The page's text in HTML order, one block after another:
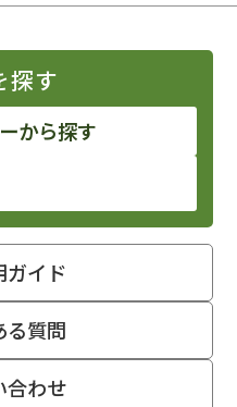
探す
から探す
ガイド
る質問
合わせ